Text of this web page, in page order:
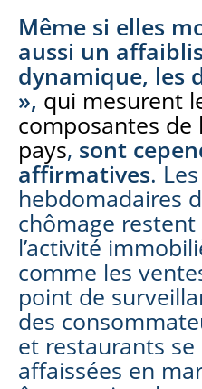
Même si elles
aussi un
dynamique, les
», qui mesurent
composantes de
pays, sont
affirmatives.
hebdomadaires
chômage
l’activité
comme les
point de
des
et restaurants
affaissées en